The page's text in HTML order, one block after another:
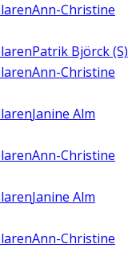
Ann-Christine
Patrik Björck (S)
Ann-Christine
Janine Alm
Ann-Christine
Janine Alm
Ann-Christine